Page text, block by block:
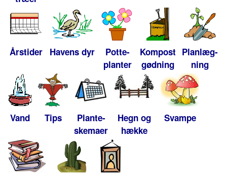
Årstider Havens dyr
Potte-
planter
Kompost
gødning
Planlæg-
ning
Vand Tips
Plante-
skemaer
Hegn og
hække
Svampe